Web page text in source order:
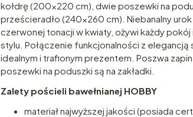
kołdrę (200×220 cm), dwie poszewki na
prześcieradło (240×260 cm). Niebanalny
czerwonej tonacji w kwiaty, ożywi każdy
stylu. Połączenie funkcjonalności z
idealnym i trafionym prezentem. Poszwa
poszewki na poduszki są na zakładki.
Zalety pościeli bawełnianej HOBBY
materiał najwyższej jakości (posiada